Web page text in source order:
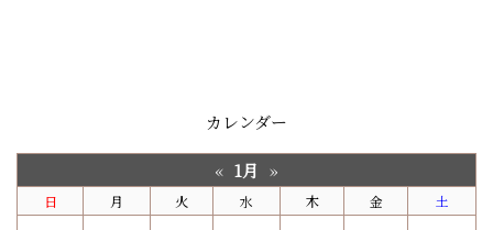
カレンダー
« 1月 »
日 月 火 水 木 金 土